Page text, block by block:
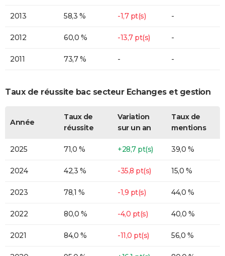
2013 58,3 % -1,7 pt(s) -
2012 60,0 % -13,7 pt(s) -
2011 73,7 % - -
Taux de réussite bac secteur Echanges et gestion
Année
Taux de
réussite
Variation
sur un an
Taux de
mentions
2025 71,0 % +28,7 pt(s) 39,0 %
2024 42,3 % -35,8 pt(s) 15,0 %
2023 78,1 % -1,9 pt(s) 44,0 %
2022 80,0 % -4,0 pt(s) 40,0 %
2021 84,0 % -11,0 pt(s) 56,0 %